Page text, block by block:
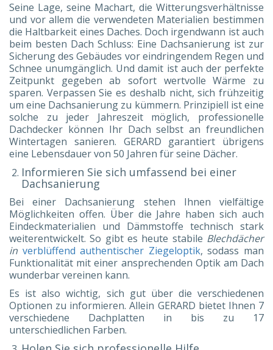
Seine Lage, seine Machart, die Witterungsverhältnisse
und vor allem die verwendeten Materialien bestimmen
die Haltbarkeit eines Daches. Doch irgendwann ist auch
beim besten Dach Schluss: Eine Dachsanierung ist zur
Sicherung des Gebäudes vor eindringendem Regen und
Schnee unumgänglich. Und damit ist auch der perfekte
Zeitpunkt gegeben ab sofort wertvolle Wärme zu
sparen. Verpassen Sie es deshalb nicht, sich frühzeitig
um eine Dachsanierung zu kümmern. Prinzipiell ist eine
solche zu jeder Jahreszeit möglich, professionelle
Dachdecker können Ihr Dach selbst an freundlichen
Wintertagen sanieren. GERARD garantiert übrigens
eine Lebensdauer von 50 Jahren für seine Dächer.
Informieren Sie sich umfassend bei einer
Dachsanierung
Bei einer Dachsanierung stehen Ihnen vielfältige
Möglichkeiten offen. Über die Jahre haben sich auch
Eindeckmaterialien und Dämmstoffe technisch stark
weiterentwickelt. So gibt es heute stabile Blechdächer
in verblüffend authentischer Ziegeloptik, sodass man
Funktionalität mit einer ansprechenden Optik am Dach
wunderbar vereinen kann.
Es ist also wichtig, sich gut über die verschiedenen
Optionen zu informieren. Allein GERARD bietet Ihnen 7
verschiedene Dachplatten in bis zu 17
unterschiedlichen Farben.